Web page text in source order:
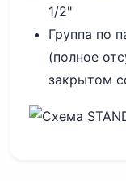
1/2"
Группа по
(полное
закрытом